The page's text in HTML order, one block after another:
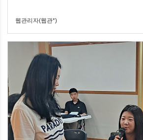
웹관리자(웹관*)